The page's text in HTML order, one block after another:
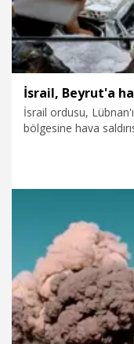
İsrail, Beyrut'a
İsrail ordusu,
bölgesine hava
7.06.2026 Dünya